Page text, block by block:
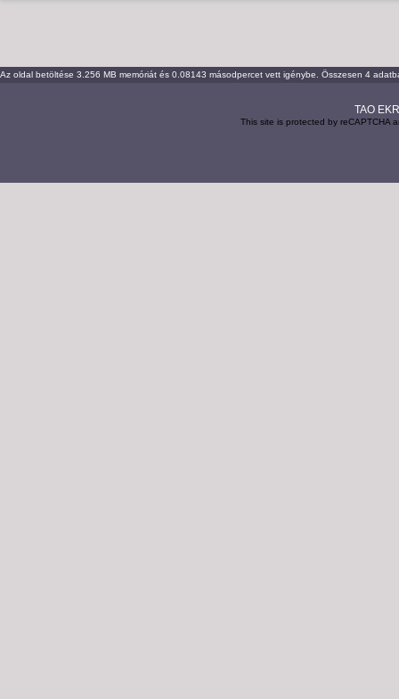
Az oldal betöltése 3.256 MB memóriát és 0.08143 másodpercet vett igénybe. Összesen 4
TAO
This site is protected by reCAPTCHA